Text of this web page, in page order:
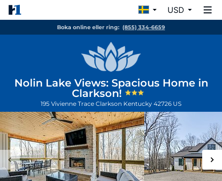
USD
Boka online eller ring: (855) 334-6659
Nolin Lake Views: Spacious Home in
Clarkson!
195 Vivienne Trace Clarkson Kentucky 42726 US